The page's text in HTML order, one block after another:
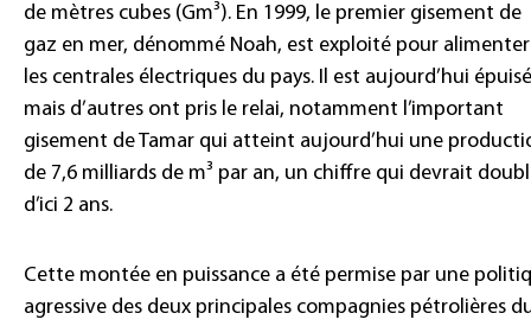
de mètres cubes (Gm³). En 1999, le premier gisement de
gaz en mer, dénommé Noah, est exploité pour alimenter
les centrales électriques du pays. Il est aujourd’hui épuisé
mais d’autres ont pris le relai, notamment l’important
gisement de Tamar qui atteint aujourd’hui une
de 7,6 milliards de m³ par an, un chiffre qui devrait
d’ici 2 ans.
Cette montée en puissance a été permise par une
agressive des deux principales compagnies pétrolières